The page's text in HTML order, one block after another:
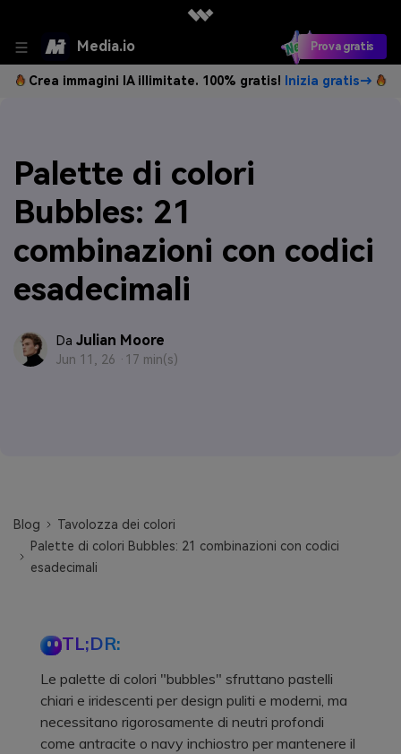
Media.io Prova gratis
Crea immagini IA illimitate. 100% gratis! Inizia gratis→
Palette di colori
Bubbles: 21
combinazioni con codici
esadecimali
Da Julian Moore
Jun 11, 26 · 17 min(s)
Blog
Tavolozza dei colori
Palette di colori Bubbles: 21 combinazioni con codici
esadecimali
TL;DR:
Le palette di colori "bubbles" sfruttano pastelli
chiari e iridescenti per design puliti e moderni, ma
necessitano rigorosamente di neutri profondi
come antracite o navy inchiostro per mantenere il